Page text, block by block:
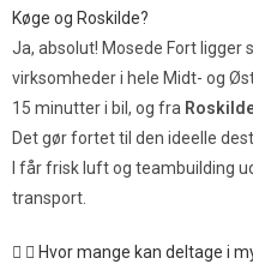
Køge og Roskilde?
Ja, absolut! Mosede Fort
virksomheder i hele Midt- og
15 minutter i bil, og fra
Det gør fortet til den ideelle
I får frisk luft og teambuilding
transport.
Hvor mange kan deltage i